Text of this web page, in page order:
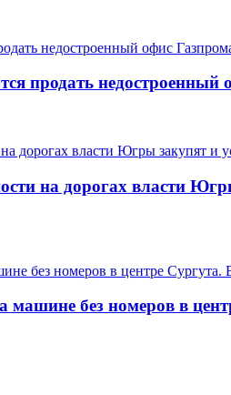
продать недостроенный
на дорогах власти
машине без номеров в